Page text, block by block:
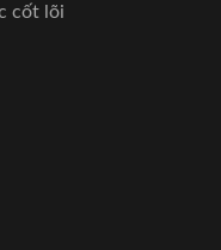
cốt lõi